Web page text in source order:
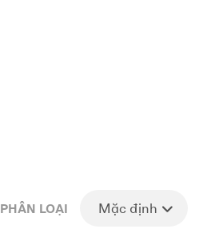
PHÂN LOẠI Mặc định